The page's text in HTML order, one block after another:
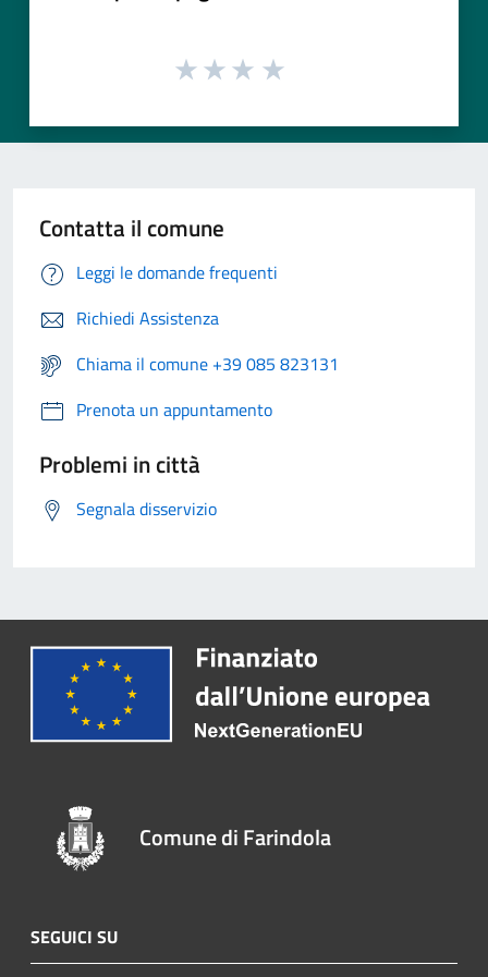
Contatta il comune
Leggi le domande frequenti
Richiedi Assistenza
Chiama il comune +39 085 823131
Prenota un appuntamento
Problemi in città
Segnala disservizio
Comune di Farindola
SEGUICI SU